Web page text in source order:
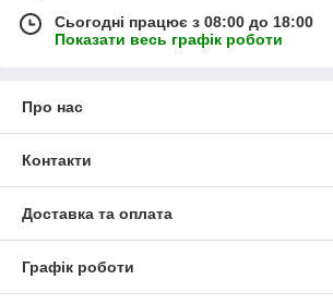
Сьогодні працює з 08:00 до 18:00
Показати весь графік роботи
Про нас
Контакти
Доставка та оплата
Графік роботи